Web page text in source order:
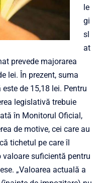
le
gi
sl
at
prevede majorarea
lei. În prezent, suma
de 15,18 lei. Pentru
legislativă trebuie
în Monitorul Oficial,
de motive, cei care au
tichetul pe care îl
suficientă pentru
„Valoarea actuală a